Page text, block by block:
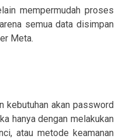
mempermudah proses
semua data disimpan
Meta.
kebutuhan akan password
hanya dengan melakukan
atau metode keamanan